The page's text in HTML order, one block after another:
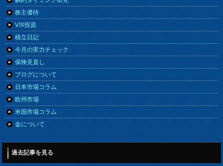
株主優待
VIX投資
積立日記
今月の実力チェック
保険見直し
ブログについて
日本市場コラム
欧州市場
米国市場コラム
金について
過去記事を見る